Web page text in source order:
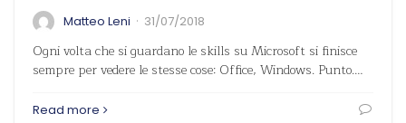
Matteo Leni · 31/07/2018
Ogni volta che si guardano le skills su Microsoft si finisce
sempre per vedere le stesse cose: Office, Windows. Punto.…
Read more